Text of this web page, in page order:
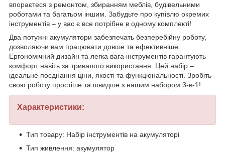
впораєтеся з ремонтом, збиранням меблів, будівельними
роботами та багатьом іншим. Забудьте про купівлю окремих
інструментів – у вас є все потрібне в одному комплекті!
Два потужні акумулятори забезпечать безперебійну роботу,
дозволяючи вам працювати довше та ефективніше.
Ергономічний дизайн та легка вага інструментів гарантують
комфорт навіть за тривалого використання. Цей набір –
ідеальне поєднання ціни, якості та функціональності. Зробіть
свою роботу простіше та швидше з нашим набором 3-в-1!
Характеристики:
Тип товару: Набір інструментів на акумуляторі
Тип живлення: акумулятор